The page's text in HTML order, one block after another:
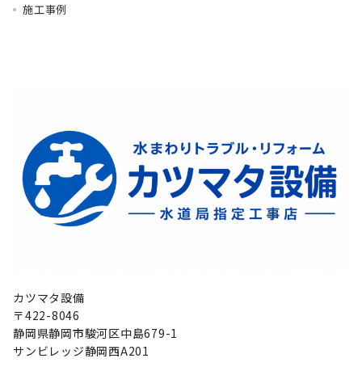
施工事例
カツマタ設備
〒422-8046
静岡県静岡市駿河区中島679-1
サンビレッジ静岡西A201